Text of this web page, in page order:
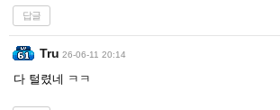
답글
Tru 26-06-11 20:14
다 털렸네 ㅋㅋ